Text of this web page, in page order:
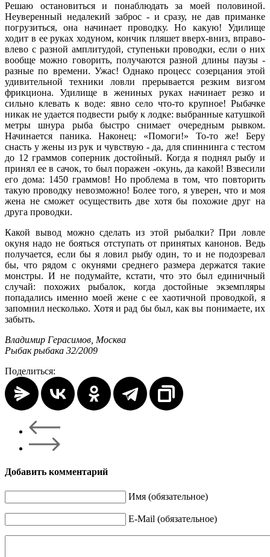
Решаю остановиться и понаблюдать за моей половиной.
Неуверенный недалекий заброс - и сразу, не дав приманке
погрузиться, она начинает проводку. Но какую! Удилище
ходит в ее руках ходуном, кончик пляшет вверх-вниз, вправо-
влево с разной амплитудой, ступеньки проводки, если о них
вообще можно говорить, получаются разной длины паузы -
разные по времени. Ужас! Однако процесс созерцания этой
удивительной техники ловли прерывается резким визгом
фрикциона. Удилище в жениных руках начинает резко и
сильно клевать к воде: явно село что-то крупное! Рыбачке
никак не удается подвести рыбу к лодке: выбранные катушкой
метры шнура рыба быстро снимает очередным рывком.
Начинается паника. Наконец: «Помоги!» То-то же! Беру
снасть у жены из рук и чувствую - да, для спиннинга с тестом
до 12 граммов соперник достойный. Когда я поднял рыбу и
принял ее в сачок, то был поражен -окунь, да какой! Взвесили
его дома: 1450 граммов! Но проблема в том, что повторить
такую проводку невозможно! Более того, я уверен, что и моя
жена не сможет осуществить две хотя бы похожие друг на
друга проводки.
Какой вывод можно сделать из этой рыбалки? При ловле
окуня надо не бояться отступать от принятых канонов. Ведь
получается, если бы я ловил рыбу один, то и не подозревал
бы, что рядом с окунями среднего размера держатся такие
монстры. И не подумайте, кстати, что это был единичный
случай: похожих рыбалок, когда достойные экземпляры
попадались именно моей жене с ее хаотичной проводкой, я
запомнил несколько. Хотя и рад бы был, как вы понимаете, их
забыть.
Владимир Герасимов, Москва
Рыбак рыбака 32/2009
Поделиться:
Добавить комментарий
Имя (обязательное)
E-Mail (обязательное)